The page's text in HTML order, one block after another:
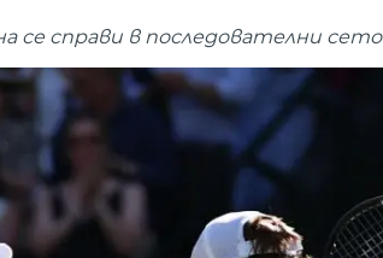
справи в последователни